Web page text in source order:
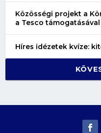
Közösségi projekt a
a Tesco támogatásával
Híres idézetek kvíze: